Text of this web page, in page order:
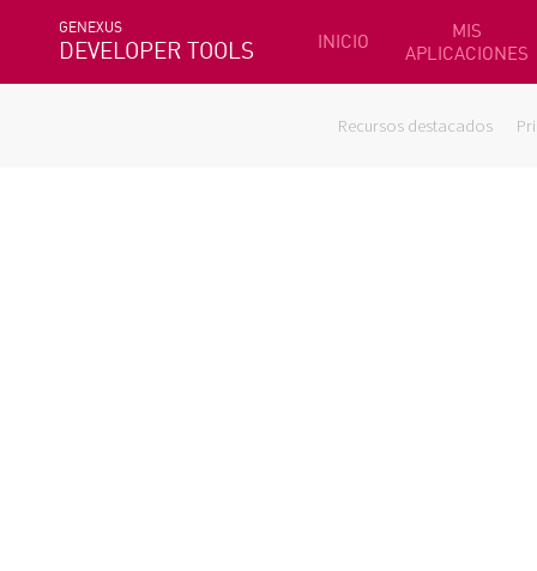
GENEXUS
DEVELOPER TOOLS INICIO
MIS
APLICACIONES
Recursos destacados